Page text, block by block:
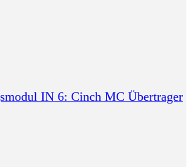
IN 6: Cinch MC Übertrager